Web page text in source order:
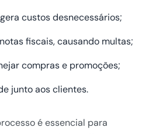
custos desnecessários;
fiscais, causando multas;
compras e promoções;
junto aos clientes.
é essencial para